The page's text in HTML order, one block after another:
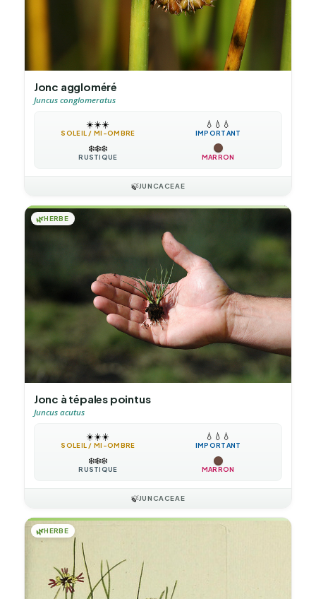
Jonc aggloméré
Juncus conglomeratus
☀️☀️☀️
SOLEIL / MI-OMBRE
💧 💧 💧
IMPORTANT
❄️❄️❄️
RUSTIQUE MARRON
🍃JUNCACEAE
🌿HERBE
Jonc à tépales pointus
Juncus acutus
☀️☀️☀️
SOLEIL / MI-OMBRE
💧 💧 💧
IMPORTANT
❄️❄️❄️
RUSTIQUE MARRON
🍃JUNCACEAE
🌿HERBE